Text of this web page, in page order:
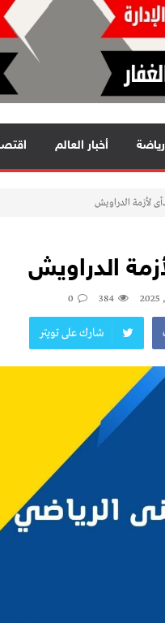
رياضة أخبار العالم
لأزمة الدراويش
الدراويش
384
0
شارك على تويتر